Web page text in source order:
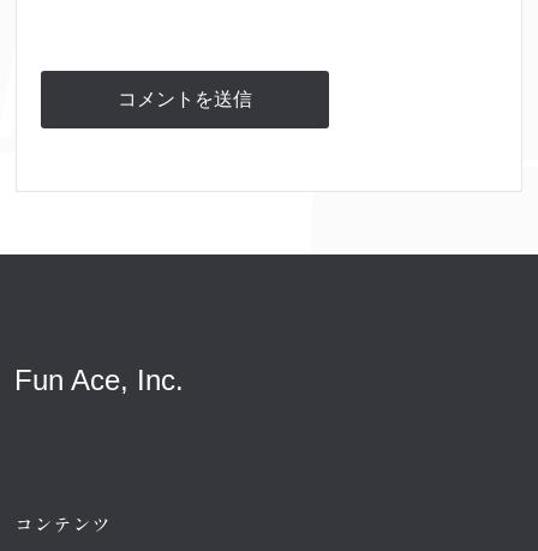
Fun Ace, Inc.
コンテンツ